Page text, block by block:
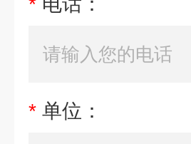
* 单位：